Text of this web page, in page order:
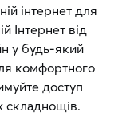
інтернет для
Інтернет від
у будь-який
комфортного
доступ
складнощів.